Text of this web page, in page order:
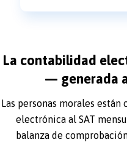
La contabilidad
— generada
Las personas morales
electrónica al SAT
balanza de